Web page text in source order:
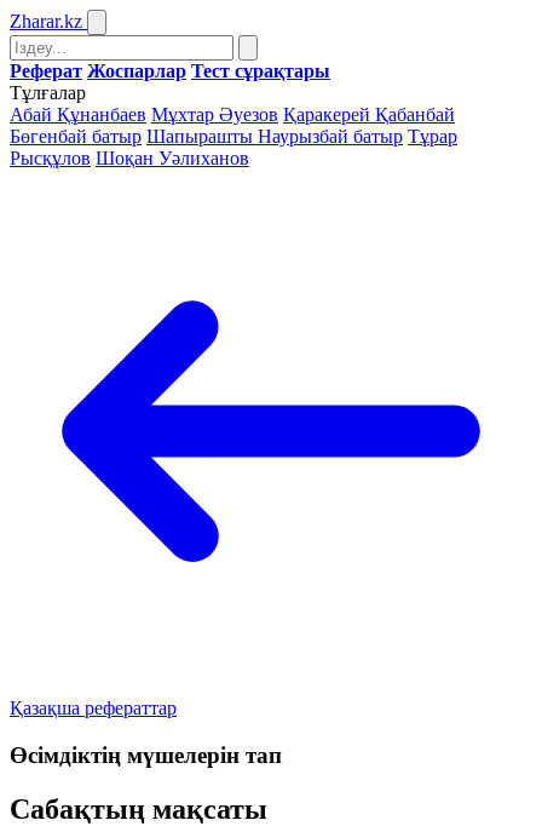
Zharar.kz
Реферат Жоспарлар Тест сұрақтары
Тұлғалар
Абай Құнанбаев Мұхтар Әуезов Қаракерей Қабанбай
Бөгенбай батыр Шапырашты Наурызбай батыр Тұрар
Рысқұлов Шоқан Уәлиханов
Қазақша рефераттар
Өсімдіктің мүшелерін тап
Сабақтың мақсаты